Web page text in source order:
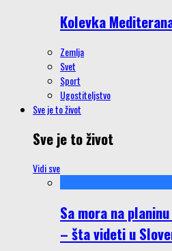
Kolevka
Zemlja
Svet
Sport
Ugostiteljstvo
Sve je to život
Sve je to život
Vidi sve
Sa mora na
– šta videti u